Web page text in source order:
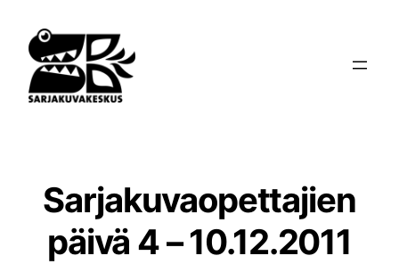
sisältöön
Sarjakuvaopettajien
päivä 4 – 10.12.2011